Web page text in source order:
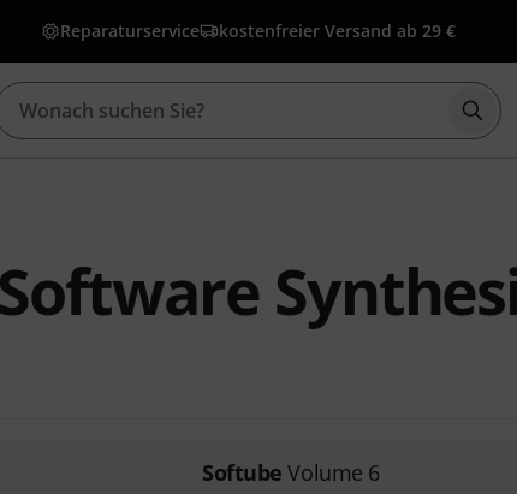
Reparaturservice kostenfreier Versand ab 29 €
Softube Volume 6